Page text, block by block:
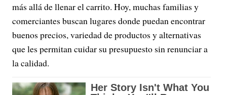
más allá de llenar el carrito. Hoy, muchas familias y
comerciantes buscan lugares donde puedan encontrar
buenos precios, variedad de productos y alternativas
que les permitan cuidar su presupuesto sin renunciar a
la calidad.